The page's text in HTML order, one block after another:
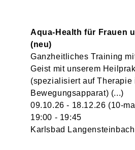
Aqua-Health für Frauen
neu
Ganzheitliches Training
Geist mit unserem
(spezialisiert auf Therapie
Bewegungsapparat) (...)
09.10.26 - 18.12.26 (10-
19:00 - 19:45
Karlsbad Langensteinbach